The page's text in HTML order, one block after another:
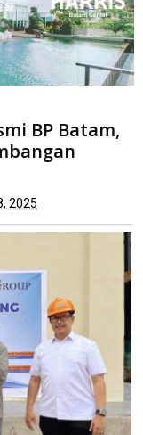
Tegaskan Komitmen
BP Batam,
2025